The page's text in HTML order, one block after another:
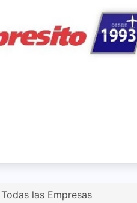
Todas las Empresas